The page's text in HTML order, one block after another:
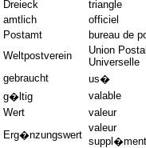
Dreieck
triangle
amtlich
officiel
Postamt
bureau de
Weltpostverein
Union
Universelle
gebraucht
us�
g�ltig
valable
Wert
valeur
Erg�nzungswert
valeur